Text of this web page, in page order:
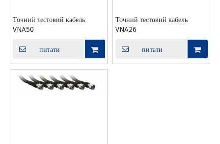
Точний тестовий кабель
VNA50
питати
Точний тестовий кабель
VNA26
питати